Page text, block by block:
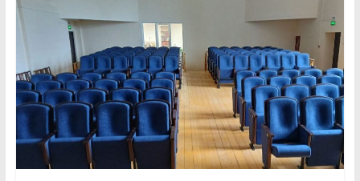
бизнеса
и
экономики
Новости
Чувашской